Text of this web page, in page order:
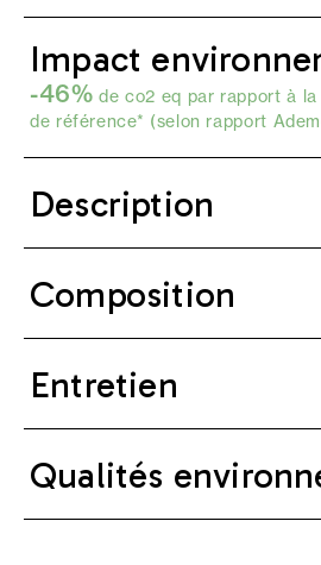
Impact
-46% de co2 eq par rapport à
de référence* (selon rapport
Description
Composition
Entretien
Qualités